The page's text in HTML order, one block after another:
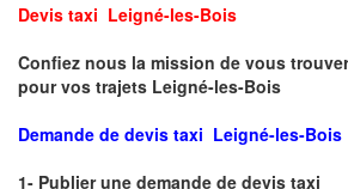
Devis taxi Leigné-les-Bois
Confiez nous la mission de vous
pour vos trajets Leigné-les-Bois
Demande de devis taxi Leigné-les-Bois
1- Publier une demande de devis taxi